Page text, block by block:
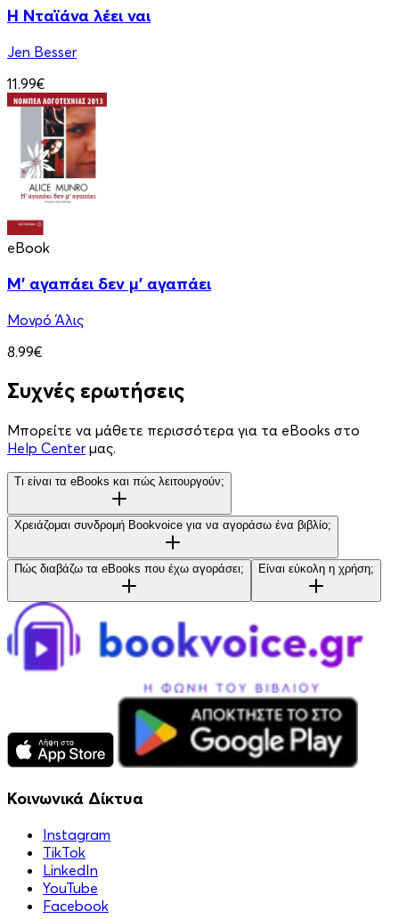
Η Νταϊάνα λέει ναι
Jen Besser
11.99€
eBook
Μ' αγαπάει δεν μ' αγαπάει
Μονρό Άλις
8.99€
Συχνές ερωτήσεις
Μπορείτε να μάθετε περισσότερα για τα eBooks στο
Help Center μας.
Τι είναι τα eBooks και πώς λειτουργούν;
Χρειάζομαι συνδρομή Bookvoice για να αγοράσω ένα βιβλίο;
Πώς διαβάζω τα eBooks που έχω αγοράσει; Είναι εύκολη η χρήση;
Κοινωνικά Δίκτυα
Instagram
TikTok
LinkedIn
YouTube
Facebook